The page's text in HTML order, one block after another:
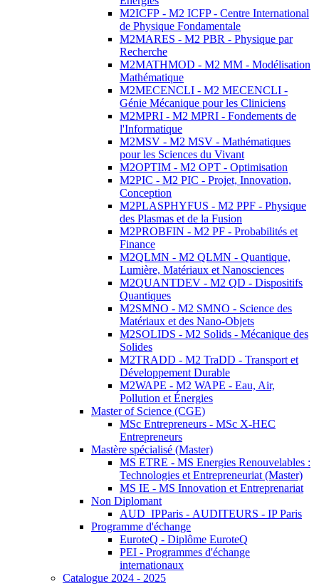
M2ICFP - M2 ICFP - Centre International
de Physique Fondamentale
M2MARES - M2 PBR - Physique par
Recherche
M2MATHMOD - M2 MM - Modélisation
Mathématique
M2MECENCLI - M2 MECENCLI -
Génie Mécanique pour les Cliniciens
M2MPRI - M2 MPRI - Fondements de
l'Informatique
M2MSV - M2 MSV - Mathématiques
pour les Sciences du Vivant
M2OPTIM - M2 OPT - Optimisation
M2PIC - M2 PIC - Projet, Innovation,
Conception
M2PLASPHYFUS - M2 PPF - Physique
des Plasmas et de la Fusion
M2PROBFIN - M2 PF - Probabilités et
Finance
M2QLMN - M2 QLMN - Quantique,
Lumière, Matériaux et Nanosciences
M2QUANTDEV - M2 QD - Dispositifs
Quantiques
M2SMNO - M2 SMNO - Science des
Matériaux et des Nano-Objets
M2SOLIDS - M2 Solids - Mécanique des
Solides
M2TRADD - M2 TraDD - Transport et
Développement Durable
M2WAPE - M2 WAPE - Eau, Air,
Pollution et Énergies
Master of Science (CGE)
MSc Entrepreneurs - MSc X-HEC
Entrepreneurs
Mastère spécialisé (Master)
MS ETRE - MS Energies Renouvelables :
Technologies et Entrepreneuriat (Master)
MS IE - MS Innovation et Entreprenariat
Non Diplomant
AUD_IPParis - AUDITEURS - IP Paris
Programme d'échange
EuroteQ - Diplôme EuroteQ
PEI - Programmes d'échange
internationaux
Catalogue 2024 - 2025